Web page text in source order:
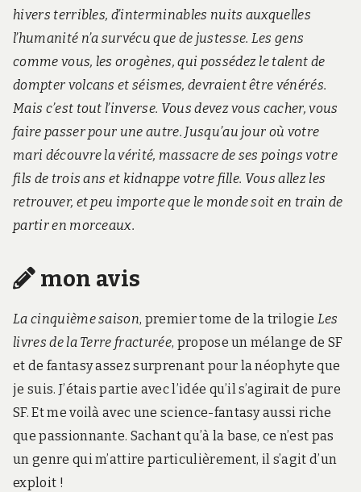
hivers terribles, d’interminables nuits auxquelles
l’humanité n’a survécu que de justesse. Les gens
comme vous, les orogènes, qui possédez le talent de
dompter volcans et séismes, devraient être vénérés.
Mais c’est tout l’inverse. Vous devez vous cacher, vous
faire passer pour une autre. Jusqu’au jour où votre
mari découvre la vérité, massacre de ses poings votre
fils de trois ans et kidnappe votre fille. Vous allez les
retrouver, et peu importe que le monde soit en train de
partir en morceaux.
mon avis
La cinquième saison, premier tome de la trilogie Les
livres de la Terre fracturée, propose un mélange de SF
et de fantasy assez surprenant pour la néophyte que
je suis. J’étais partie avec l’idée qu’il s’agirait de pure
SF. Et me voilà avec une science-fantasy aussi riche
que passionnante. Sachant qu’à la base, ce n’est pas
un genre qui m’attire particulièrement, il s’agit d’un
exploit !